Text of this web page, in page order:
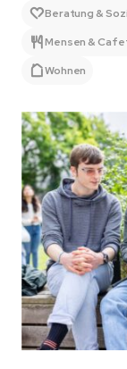
Beratung &
Mensen &
Wohnen